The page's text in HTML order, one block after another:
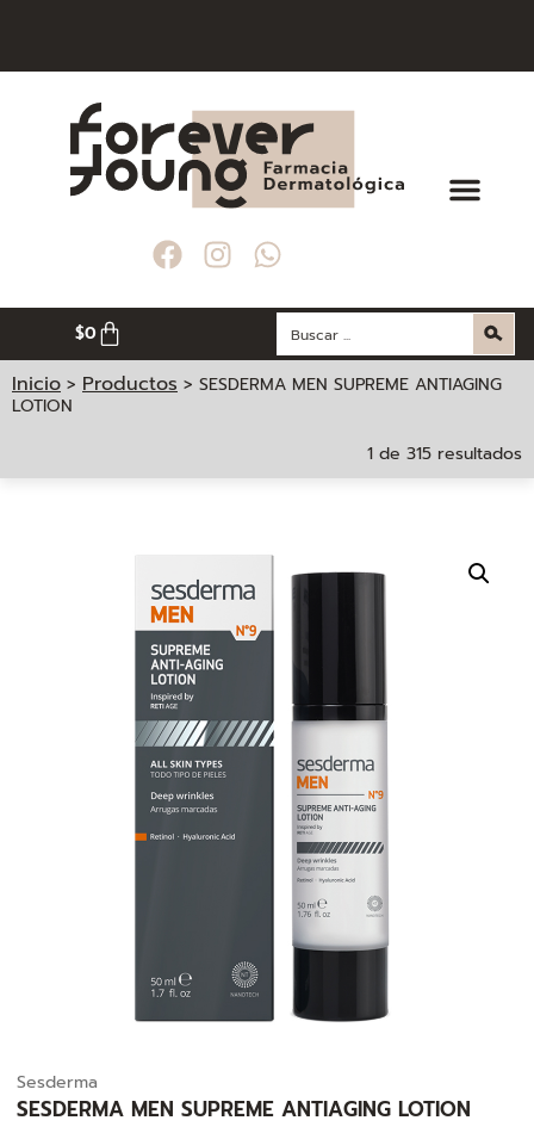
200. 000
200. 000
200. 000
$0
Inicio > Productos > SESDERMA MEN SUPREME ANTIAGING
LOTION
1 de 315 resultados
Sesderma
SESDERMA MEN SUPREME ANTIAGING LOTION